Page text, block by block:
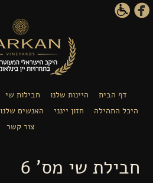
דף הבית היינות שלנו חבילות שי
היכל התהילה
חזון יינני האנשים שלנו
צור קשר
חבילת שי מס' 6